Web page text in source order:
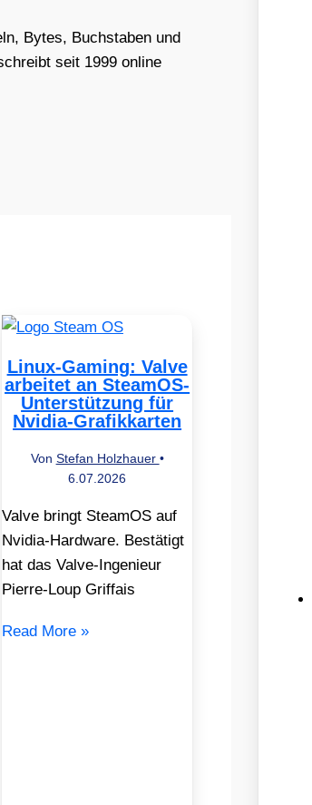
Bytes, Buchstaben und
seit 1999 online
Linux-Gaming: Valve
arbeitet an SteamOS-
Unterstützung für
Nvidia-Grafikkarten
Von Stefan Holzhauer •
6.07.2026
Valve bringt SteamOS auf
Nvidia-Hardware. Bestätigt
hat das Valve-Ingenieur
Pierre-Loup Griffais
Read More »